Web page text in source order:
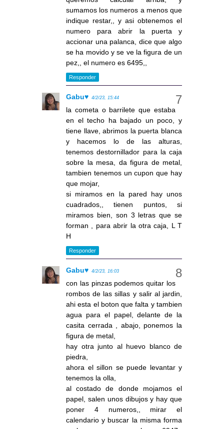
sumamos los numeros a menos que
indique restar,, y asi obtenemos el
numero para abrir la puerta y
accionar una palanca, dice que algo
se ha movido y se ve la figura de un
pez,, el numero es 6495,,
Responder
Gabu♥ 4/2/23, 15:44
la cometa o barrilete que estaba
en el techo ha bajado un poco, y
tiene llave, abrimos la puerta blanca
y hacemos lo de las alturas,
tenemos destornillador para la caja
sobre la mesa, da figura de metal,
tambien tenemos un cupon que hay
que mojar,
si miramos en la pared hay unos
cuadrados,, tienen puntos, si
miramos bien, son 3 letras que se
forman , para abrir la otra caja, L T
H
Responder
Gabu♥ 4/2/23, 16:03
con las pinzas podemos quitar los
rombos de las sillas y salir al jardin,
ahi esta el boton que falta y tambien
agua para el papel, delante de la
casita cerrada , abajo, ponemos la
figura de metal,
hay otra junto al huevo blanco de
piedra,
ahora el sillon se puede levantar y
tenemos la olla,
al costado de donde mojamos el
papel, salen unos dibujos y hay que
poner 4 numeros,, mirar el
calendario y buscar la misma forma